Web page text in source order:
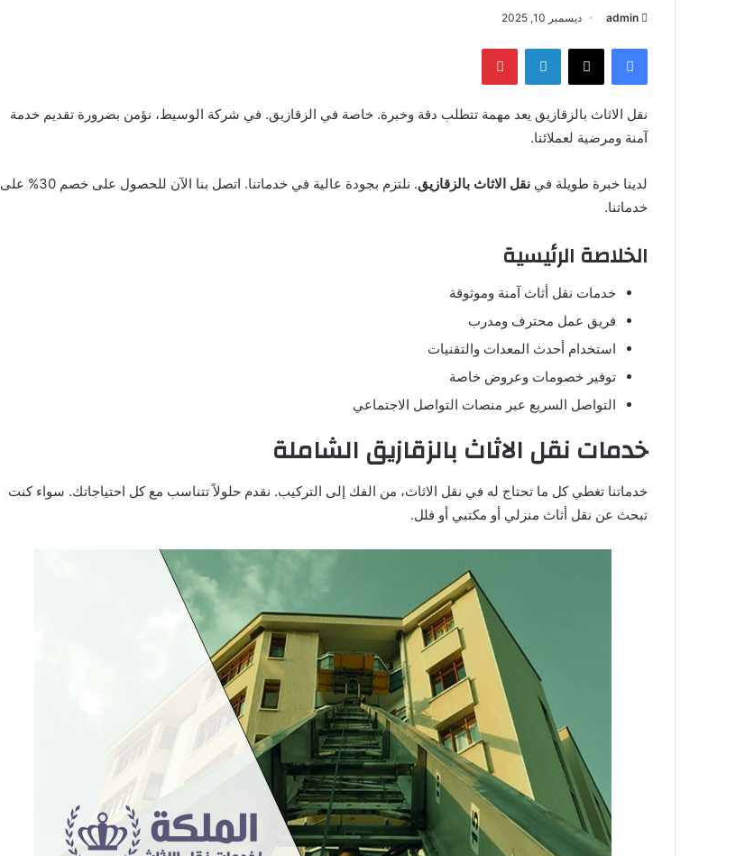
admin ديسمبر 10, 2025
فيسبوك لينكدإن
نقل الاثاث بالزقازيق يعد مهمة تتطلب دقة وخبرة. خاصة في الزقازيق. في شركة الوسيط، نؤمن بضرورة تقديم خدمة
آمنة ومرضية لعملائنا.
لدينا خبرة طويلة في نقل الاثاث بالزقازيق
. نلتزم بجودة عالية في خدماتنا. اتصل بنا الآن للحصول على خصم 30% على
خدماتنا.
الخلاصة الرئيسية
خدمات نقل أثاث آمنة وموثوقة
فريق عمل محترف ومدرب
استخدام أحدث المعدات والتقنيات
توفير خصومات وعروض خاصة
التواصل السريع عبر منصات التواصل الاجتماعي
خدمات نقل الاثاث بالزقازيق الشاملة
خدماتنا تغطي كل ما تحتاج له في نقل الاثاث، من الفك إلى التركيب. نقدم حلولاً تتناسب مع كل احتياجاتك. سواء كنت
تبحث عن نقل أثاث منزلي أو مكتبي أو فلل.